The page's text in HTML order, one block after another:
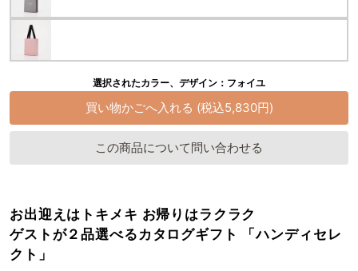
選択されたカラー、デザイン：フォイユ
この商品について問い合わせる
お出迎えはトキメキ お帰りはラクラク
ゲストが２品選べるカタログギフト 「ハンディセレ
クト」